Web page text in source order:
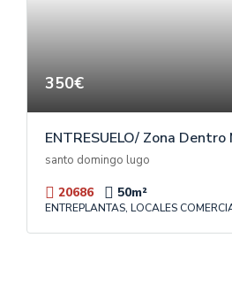
350€
ENTRESUELO/ Zona Dentro
santo domingo lugo
20686 50m²
ENTREPLANTAS, LOCALES